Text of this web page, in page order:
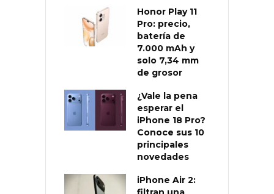
Honor Play 11
Pro: precio,
batería de
7.000 mAh y
solo 7,34 mm
de grosor
¿Vale la pena
esperar el
iPhone 18 Pro?
Conoce sus 10
principales
novedades
iPhone Air 2: